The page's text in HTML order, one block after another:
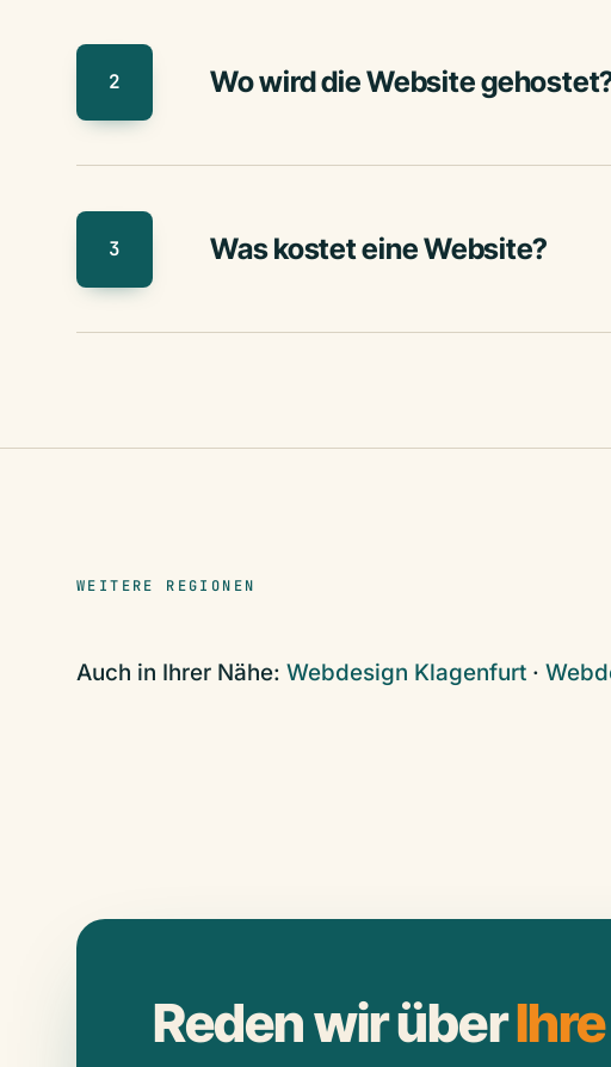
2 Wo wird die Website
3 Was kostet eine Website?
WEITERE REGIONEN
Auch in Ihrer Nähe: Webdesign Klagenfurt ·
Reden wir über